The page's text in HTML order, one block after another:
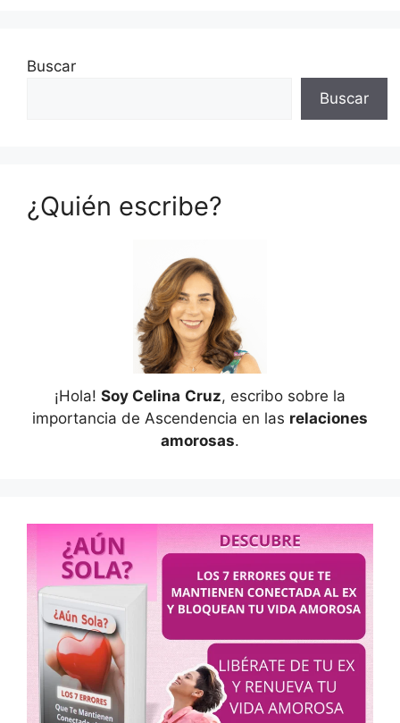
Buscar
Buscar
¿Quién escribe?
¡Hola! Soy Celina Cruz, escribo sobre la
importancia de Ascendencia en las relaciones
amorosas.